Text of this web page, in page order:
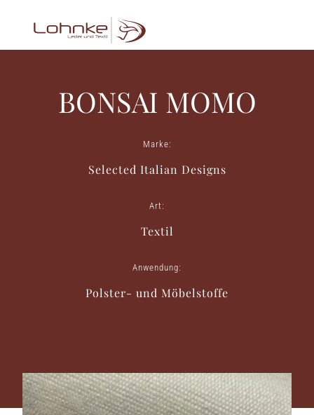
BONSAI MOMO
Marke:
Selected Italian Designs
Art:
Textil
Anwendung:
Polster- und Möbelstoffe